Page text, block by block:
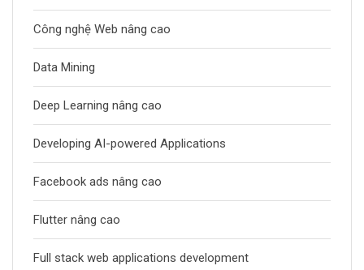
Công nghệ Web nâng cao
Data Mining
Deep Learning nâng cao
Developing AI-powered Applications
Facebook ads nâng cao
Flutter nâng cao
Full stack web applications development